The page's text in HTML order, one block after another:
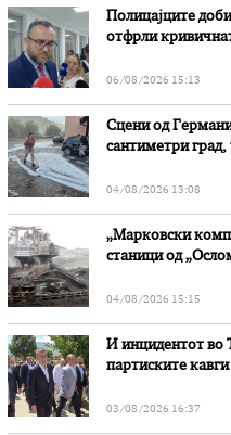
Полицајците
отфрли
06/08/2026 15:13
Сцени од
сантиметри
04/08/2026 13:08
„Марковски
станици од
04/08/2026 15:15
И инцидентот во
партиските кавги
03/08/2026 16:37